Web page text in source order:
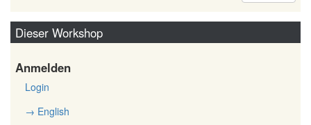
Dieser Workshop
Anmelden
Login
→ English